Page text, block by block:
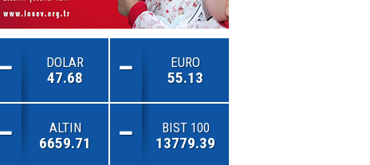
DOLAR
47.68
EURO
55.13
ALTIN
6659.71
BIST 100
13779.39